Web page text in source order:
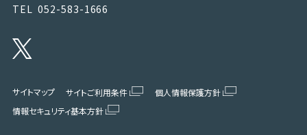
TEL 052-583-1666
サイトマップ サイトご利用条件
個人情報保護方針
情報セキュリティ基本方針